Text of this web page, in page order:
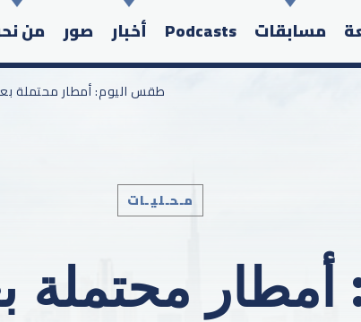
مسابقات Podcasts أخبار صور من
Search in the website:
/ طقس اليوم: أمطار محتملة بعد
مـحـليـات
محتملة